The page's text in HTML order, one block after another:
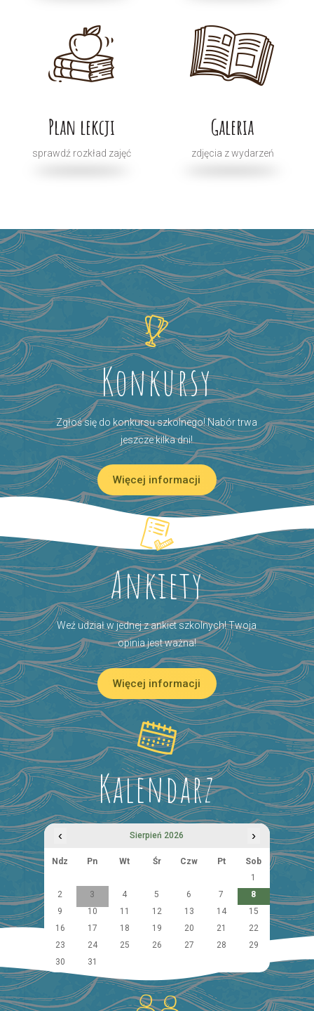
Plan lekcji
sprawdź rozkład zajęć
Galeria
zdjęcia z wydarzeń
Konkursy
Zgłoś się do konkursu szkolnego! Nabór trwa
jeszcze kilka dni!
Więcej informacji
Ankiety
Weź udział w jednej z ankiet szkolnych! Twoja
opinia jest ważna!
Więcej informacji
Kalendarz
‹ Sierpień 2026 ›
Ndz Pn Wt Śr Czw Pt
Sob
1
2
3 4 5 6 7
8
9
10 11 12 13 14
15
16
17 18 19 20 21
22
23
24 25 26 27 28
29
30
31